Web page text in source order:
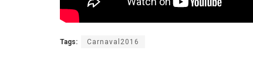
Tags: Carnaval2016